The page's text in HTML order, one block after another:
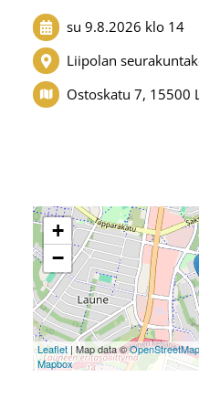
su 9.8.2026 klo 14
Liipolan
Ostoskatu 7, 15500
+
−
Leaflet| Map data ©OpenStreetMap
Mapbox